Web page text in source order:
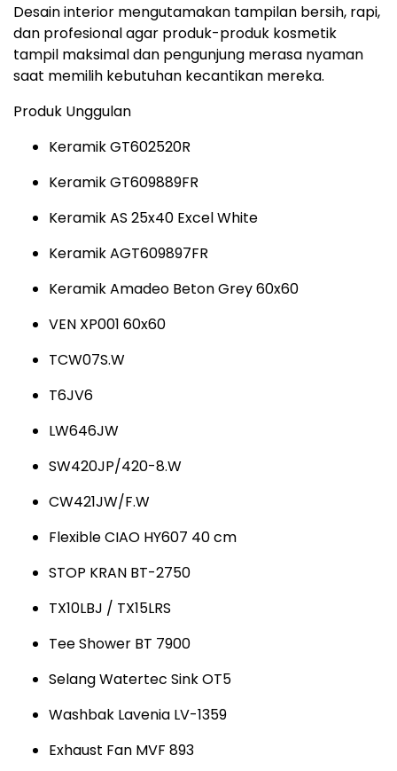
Desain interior mengutamakan tampilan bersih, rapi,
dan profesional agar produk-produk kosmetik
tampil maksimal dan pengunjung merasa nyaman
saat memilih kebutuhan kecantikan mereka.
Produk Unggulan
Keramik GT602520R
Keramik GT609889FR
Keramik AS 25x40 Excel White
Keramik AGT609897FR
Keramik Amadeo Beton Grey 60x60
VEN XP001 60x60
TCW07S.W
T6JV6
LW646JW
SW420JP/420-8.W
CW421JW/F.W
Flexible CIAO HY607 40 cm
STOP KRAN BT-2750
TX10LBJ / TX15LRS
Tee Shower BT 7900
Selang Watertec Sink OT5
Washbak Lavenia LV-1359
Exhaust Fan MVF 893